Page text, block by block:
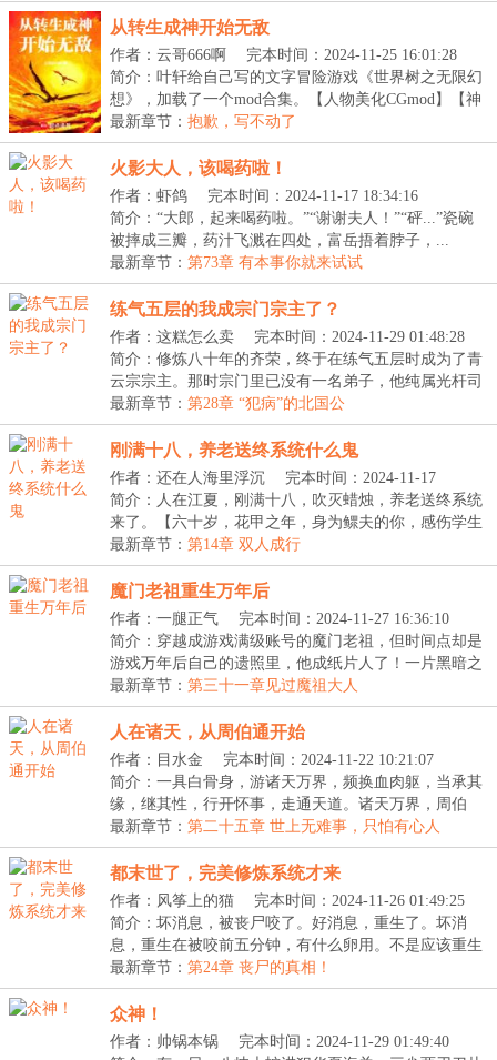
从转生成神开始无敌
作者：云哥666啊
完本时间：2024-11-25 16:01:28
简介：叶轩给自己写的文字冒险游戏《世界树之无限幻
想》，加载了一个mod合集。【人物美化CGmod】【神
器打...
最新章节： 抱歉，写不动了
火影大人，该喝药啦！
作者：虾鸽
完本时间：2024-11-17 18:34:16
简介：“大郎，起来喝药啦。”“谢谢夫人！”“砰...”瓷碗
被摔成三瓣，药汁飞溅在四处，富岳捂着脖子，...
最新章节： 第73章 有本事你就来试试
练气五层的我成宗门宗主了？
作者：这糕怎么卖
完本时间：2024-11-29 01:48:28
简介：修炼八十年的齐荣，终于在练气五层时成为了青
云宗宗主。那时宗门里已没有一名弟子，他纯属光杆司
令...
最新章节： 第28章 “犯病”的北国公
刚满十八，养老送终系统什么鬼
作者：还在人海里浮沉
完本时间：2024-11-17
20:36:17
简介：人在江夏，刚满十八，吹灭蜡烛，养老送终系统
来了。【六十岁，花甲之年，身为鳏夫的你，感伤学生
时...
最新章节： 第14章 双人成行
魔门老祖重生万年后
作者：一腿正气
完本时间：2024-11-27 16:36:10
简介：穿越成游戏满级账号的魔门老祖，但时间点却是
游戏万年后自己的遗照里，他成纸片人了！一片黑暗之
中...
最新章节： 第三十一章见过魔祖大人
人在诸天，从周伯通开始
作者：目水金
完本时间：2024-11-22 10:21:07
简介：一具白骨身，游诸天万界，频换血肉躯，当承其
缘，继其性，行开怀事，走通天道。诸天万界，周伯
通、...
最新章节： 第二十五章 世上无难事，只怕有心人
都末世了，完美修炼系统才来
作者：风筝上的猫
完本时间：2024-11-26 01:49:25
简介：坏消息，被丧尸咬了。好消息，重生了。坏消
息，重生在被咬前五分钟，有什么卵用。不是应该重生
在丧...
最新章节： 第24章 丧尸的真相！
众神！
作者：帅锅本锅
完本时间：2024-11-29 01:49:40